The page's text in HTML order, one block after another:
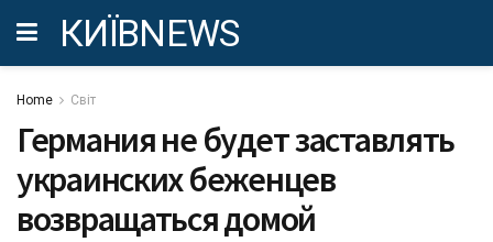
КИЇВNEWS
Home Світ
Германия не будет заставлять
украинских беженцев
возвращаться домой